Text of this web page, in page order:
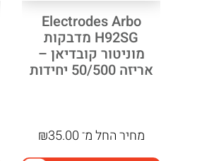
Electrodes Arbo
H92SG מדבקות
מוניטור קובדיאן –
אריזה 50/500 יחידות
מחירהחל מ־ ₪35.00